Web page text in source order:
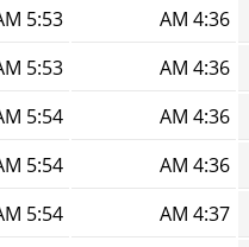
4:36 AM
5:53 AM
4:36 AM
5:53 AM
4:36 AM
5:54 AM
4:36 AM
5:54 AM
4:37 AM
5:54 AM